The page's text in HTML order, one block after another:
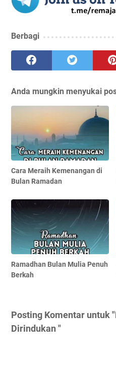
Berbagi
Anda mungkin menyukai
Cara Meraih Kemenangan di
Bulan Ramadan
Ramadhan Bulan Mulia Penuh
Berkah
Posting Komentar untuk
Dirindukan "